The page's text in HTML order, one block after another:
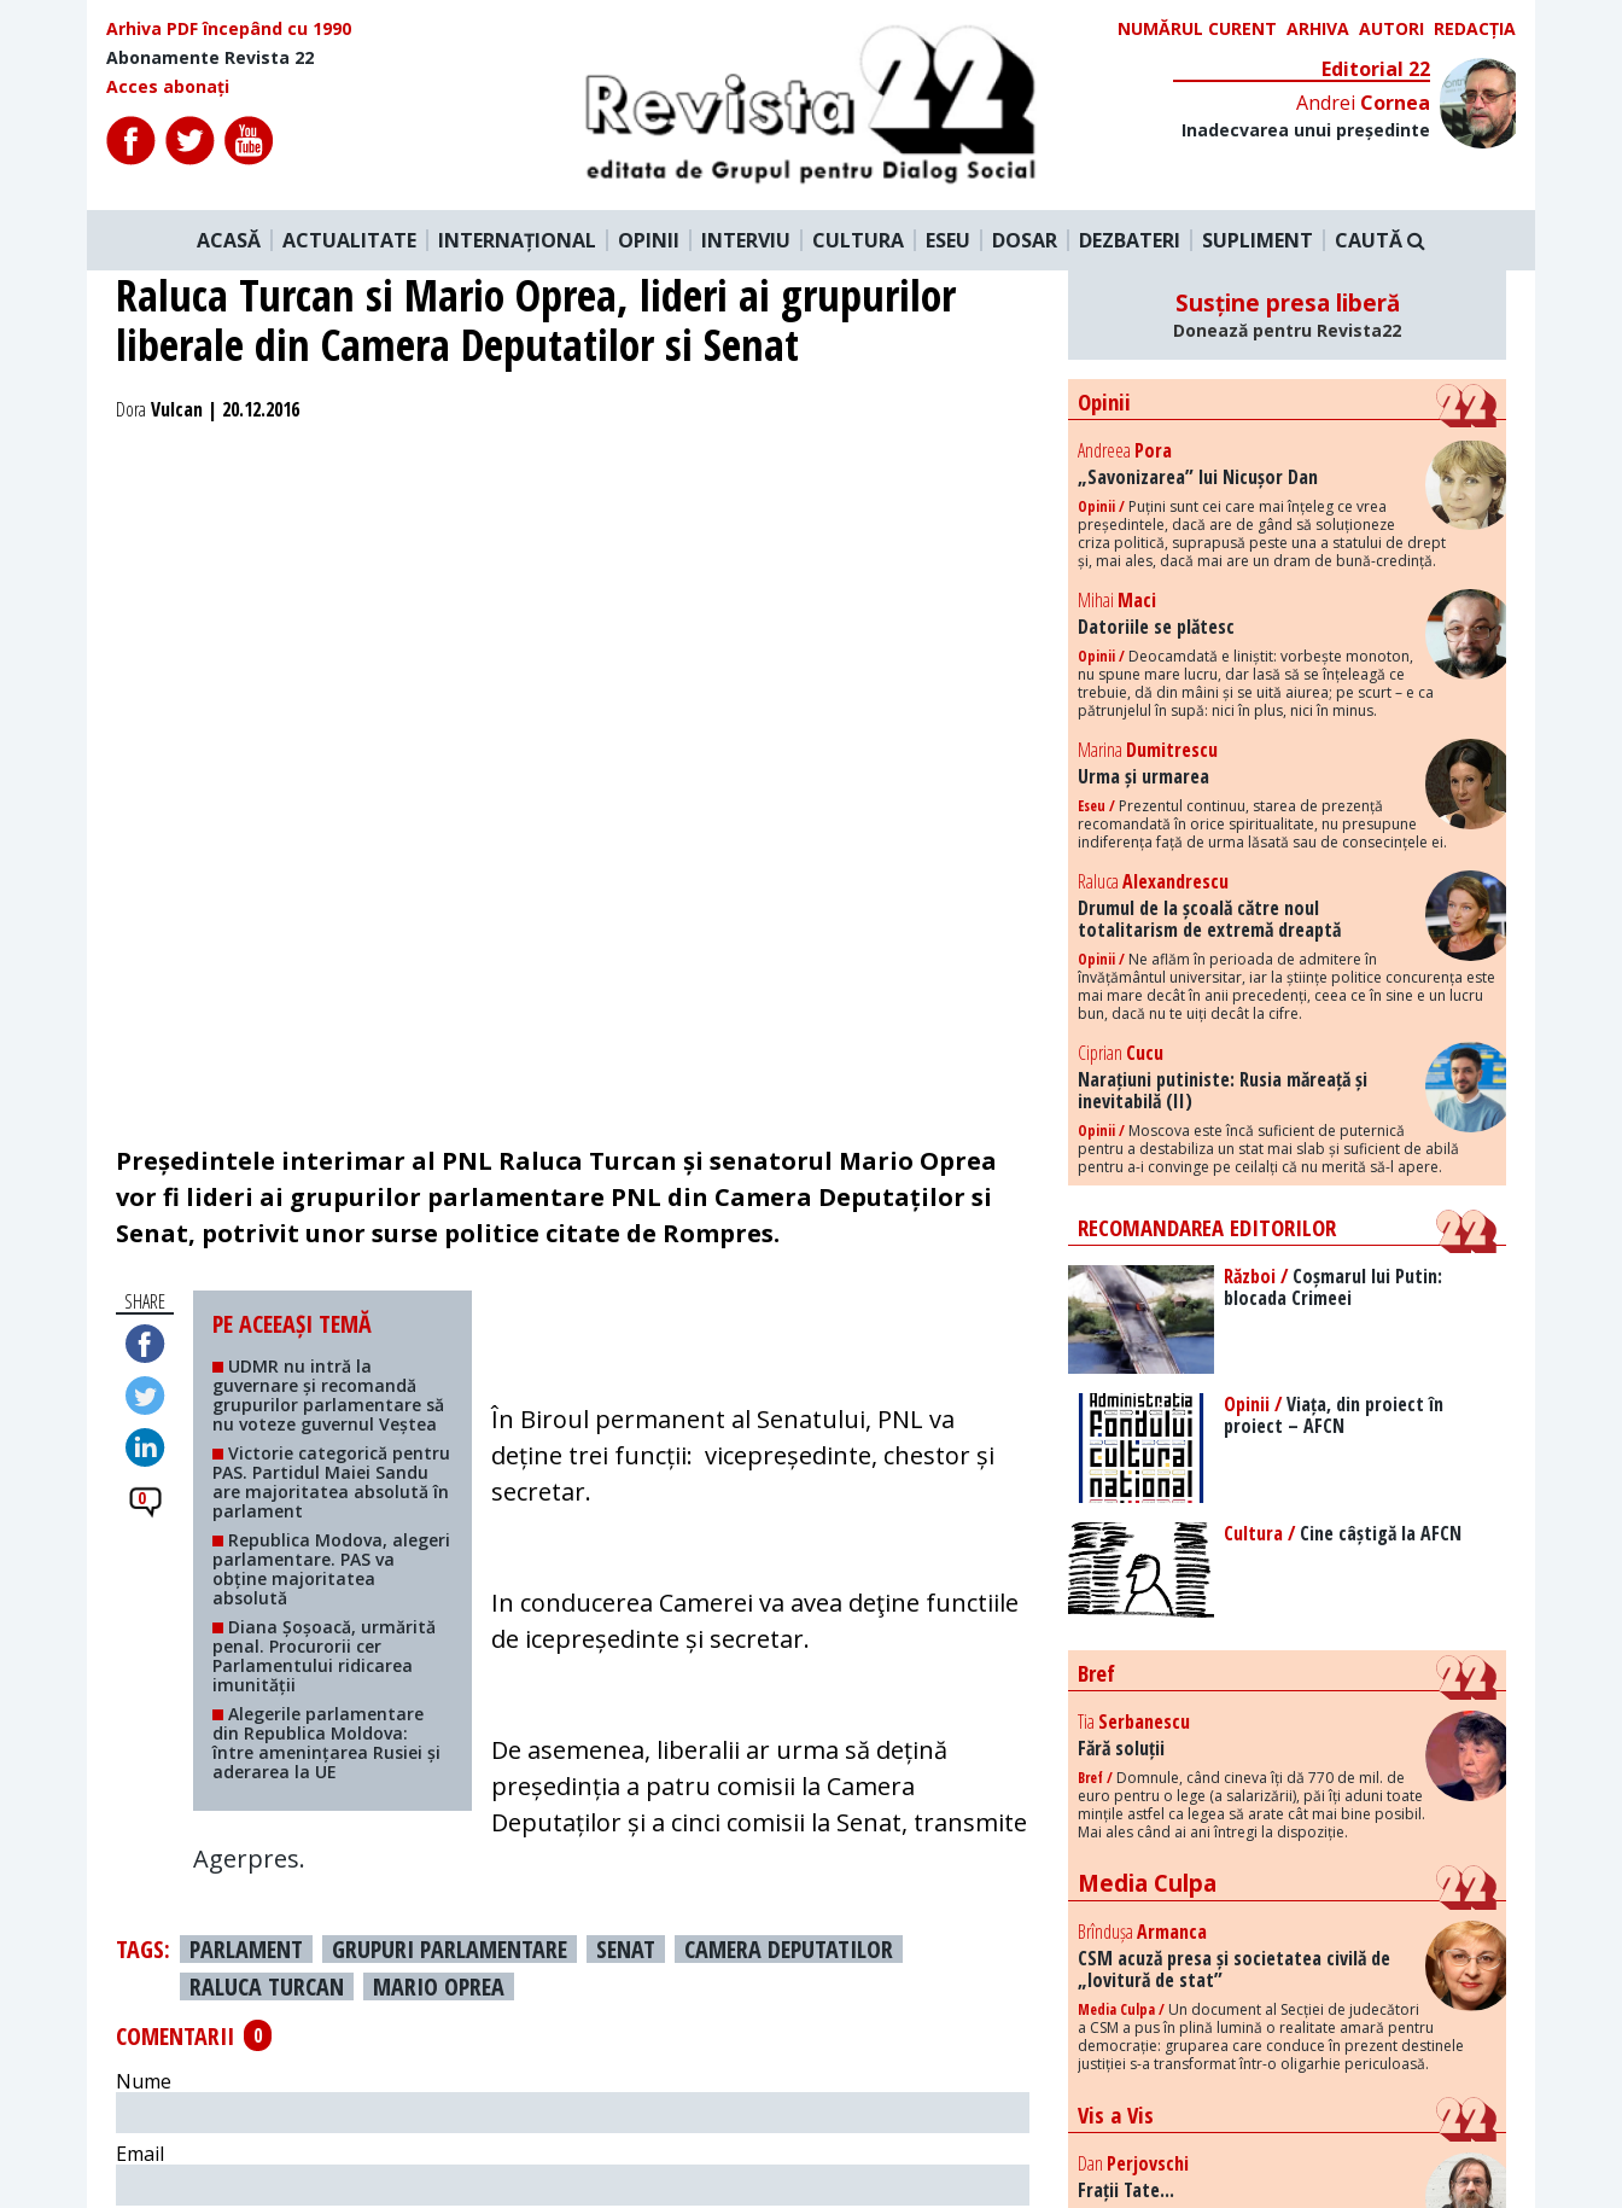
Arhiva PDF începând cu 1990
Abonamente Revista 22
Acces abonați
NUMĂRUL CURENT ARHIVA AUTORI REDACȚIA
Editorial 22
Andrei Cornea
Inadecvarea unui președinte
ACASĂ ACTUALITATE INTERNAȚIONAL OPINII INTERVIU CULTURA ESEU DOSAR DEZBATERI SUPLIMENT CAUTĂ
Raluca Turcan si Mario Oprea, lideri ai grupurilor
liberale din Camera Deputatilor si Senat
Dora Vulcan | 20.12.2016
Președintele interimar al PNL Raluca Turcan și senatorul Mario Oprea
vor fi lideri ai grupurilor parlamentare PNL din Camera Deputaților si
Senat, potrivit unor surse politice citate de Rompres.
SHARE
0
PE ACEEAȘI TEMĂ
UDMR nu intră la
guvernare și recomandă
grupurilor parlamentare să
nu voteze guvernul Veștea
Victorie categorică pentru
PAS. Partidul Maiei Sandu
are majoritatea absolută în
parlament
Republica Modova, alegeri
parlamentare. PAS va
obține majoritatea
absolută
Diana Șoșoacă, urmărită
penal. Procurorii cer
Parlamentului ridicarea
imunității
Alegerile parlamentare
din Republica Moldova:
între amenințarea Rusiei și
aderarea la UE
În Biroul permanent al Senatului, PNL va
deține trei funcții: vicepreședinte, chestor și
secretar.
In conducerea Camerei va avea deţine functiile
de icepreședinte și secretar.
De asemenea, liberalii ar urma să dețină
președinția a patru comisii la Camera
Deputaților și a cinci comisii la Senat, transmite
Agerpres.
TAGS: PARLAMENT GRUPURI PARLAMENTARE SENAT
CAMERA DEPUTATILOR
RALUCA TURCAN
MARIO OPREA
COMENTARII
0
Nume
Email
Susține presa liberă
Donează pentru Revista22
Opinii
Andreea Pora
„Savonizarea” lui Nicușor Dan
Opinii / Puțini sunt cei care mai înțeleg ce vrea
președintele, dacă are de gând să soluționeze
criza politică, suprapusă peste una a statului de drept
și, mai ales, dacă mai are un dram de bună-credință.
Mihai Maci
Datoriile se plătesc
Opinii / Deocamdată e liniștit: vorbește monoton,
nu spune mare lucru, dar lasă să se înțeleagă ce
trebuie, dă din mâini și se uită aiurea; pe scurt – e ca
pătrunjelul în supă: nici în plus, nici în minus.
Marina Dumitrescu
Urma și urmarea
Eseu / Prezentul continuu, starea de prezență
recomandată în orice spiritualitate, nu presupune
indiferența față de urma lăsată sau de consecințele ei.
RalucaAlexandrescu
Drumul de la școală către noul
totalitarism de extremă dreaptă
Opinii / Ne aflăm în perioada de admitere în
învățământul universitar, iar la științe politice concurența este
mai mare decât în anii precedenți, ceea ce în sine e un lucru
bun, dacă nu te uiți decât la cifre.
Ciprian Cucu
Narațiuni putiniste: Rusia măreață și
inevitabilă (II)
Opinii / Moscova este încă suficient de puternică
pentru a destabiliza un stat mai slab și suficient de abilă
pentru a-i convinge pe ceilalți că nu merită să-l apere.
RECOMANDAREA EDITORILOR
Război /Coșmarul lui Putin:
blocada Crimeei
Opinii /Viața, din proiect în
proiect – AFCN
Cultura /Cine câștigă la AFCN
Bref
Tia Serbanescu
Fără soluții
Bref / Domnule, când cineva îți dă 770 de mil. de
euro pentru o lege (a salarizării), păi îți aduni toate
mințile astfel ca legea să arate cât mai bine posibil.
Mai ales când ai ani întregi la dispoziție.
Media Culpa
BrîndușaArmanca
CSM acuză presa și societatea civilă de
„lovitură de stat”
Media Culpa / Un document al Secției de judecători
a CSM a pus în plină lumină o realitate amară pentru
democrație: gruparea care conduce în prezent destinele
justiției s-a transformat într-o oligarhie periculoasă.
Vis a Vis
Dan Perjovschi
Frații Tate...